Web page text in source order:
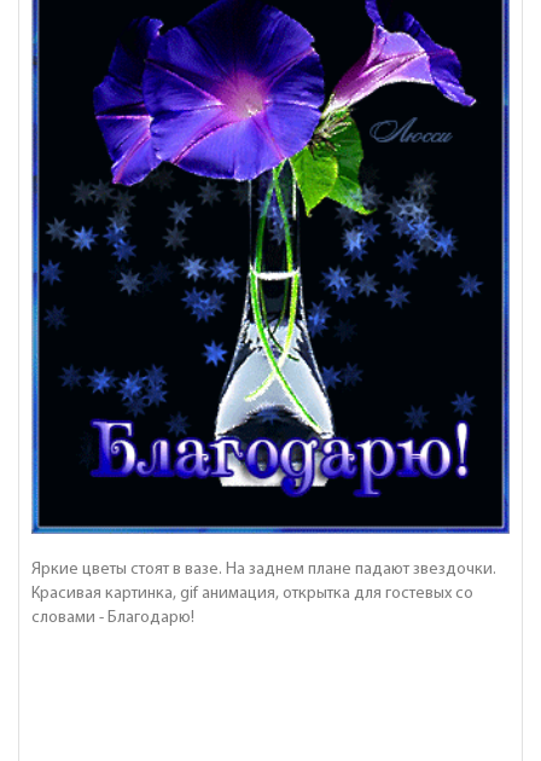
Яркие цветы стоят в вазе. На заднем плане падают звездочки.
Красивая картинка, gif анимация, открытка для гостевых со
словами - Благодарю!